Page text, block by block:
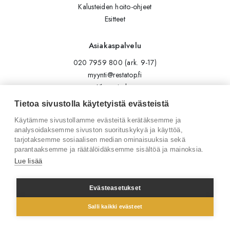
Kalusteiden hoito-ohjeet
Esitteet
Asiakaspalvelu
020 7959 800 (ark. 9-17)
myynti@restatop.fi
Yhteystiedot
Lähetä viesti
Seuraa meitä
Tilaa uutiskirje
Facebook
© 2026 Restatop Oy
Tietoa sivustolla käytetyistä evästeistä
Käytämme sivustollamme evästeitä kerätäksemme ja
analysoidaksemme sivuston suorituskykyä ja käyttöä,
tarjotaksemme sosiaalisen median ominaisuuksia sekä
parantaaksemme ja räätälöidäksemme sisältöä ja mainoksia.
Lue lisää
Evästeasetukset
Salli kaikki evästeet